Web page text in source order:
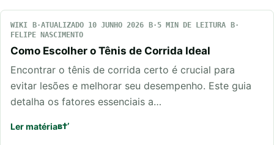
WIKI ATUALIZADO 10 JUNHO 2026
5 MIN DE LEITURA
FELIPE NASCIMENTO
Como Escolher o Tênis de Corrida Ideal
Encontrar o tênis de corrida certo é crucial para
evitar lesões e melhorar seu desempenho. Este guia
detalha os fatores essenciais a…
Ler matéria